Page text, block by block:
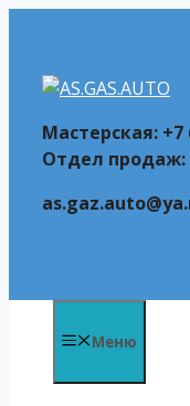
содержимому
Мастерская: +7
Отдел продаж:
Меню